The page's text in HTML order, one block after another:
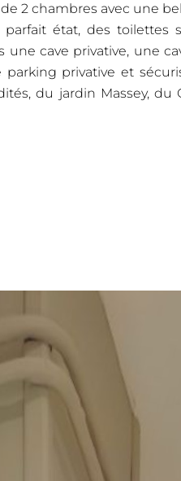
2 chambres avec une
état, des toilettes
une cave privative, une
privative et
du jardin Massey, du